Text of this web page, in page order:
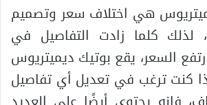
هي اختلاف سعر وتصميم
لذلك كلما زادت التفاصيل في
السعر، يقع بوتيك ديميتريوس
كنت ترغب في تعديل أي تفاصيل